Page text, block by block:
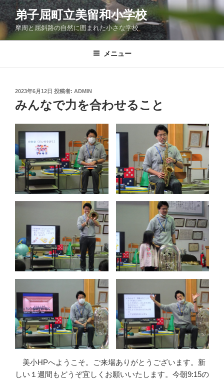
コ
ン
ン
弟子屈町立美留和小学校
摩周と屈斜路の自然に囲まれた小さな学校
メニュー
投
稿
日:
2023年6月12日 投稿者: ADMIN
みんなで力を合わせること
美小HPへようこそ。ご来場ありがとうございます。新
しい１週間もどうぞ宜しくお願いいたします。今朝9:15の